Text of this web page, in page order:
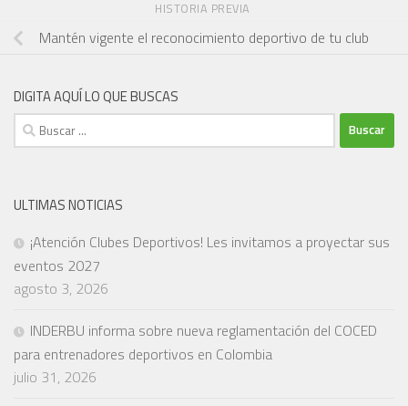
HISTORIA PREVIA
Mantén vigente el reconocimiento deportivo de tu club
DIGITA AQUÍ LO QUE BUSCAS
Buscar:
ULTIMAS NOTICIAS
¡Atención Clubes Deportivos! Les invitamos a proyectar sus
eventos 2027
agosto 3, 2026
INDERBU informa sobre nueva reglamentación del COCED
para entrenadores deportivos en Colombia
julio 31, 2026